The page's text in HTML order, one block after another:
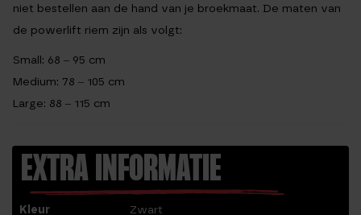
niet bestellen aan de hand van je broekmaat. De maten van
de powerlift riem zijn als volgt:
Small: 68 – 95 cm
Medium: 78 – 105 cm
Large: 88 – 115 cm
EXTRA INFORMATIE
Kleur Zwart